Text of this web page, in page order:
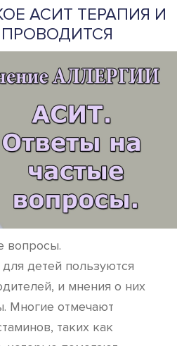
АСИТ ТЕРАПИЯ И
вопросы.
детей пользуются
и мнения о них
Многие отмечают
таких как